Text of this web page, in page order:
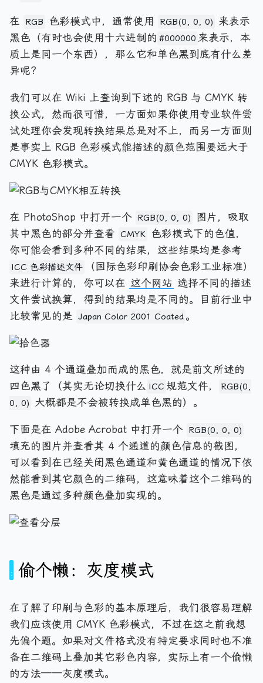
在 RGB 色彩模式中，通常使用 RGB(0, 0, 0)
来表示
黑色（有时也会使用十六进制的 #000000 来表示，本
质上是同一个东西），那么它和单色黑到底有什么差
异呢？
我们可以在 Wiki 上查询到下述的 RGB 与 CMYK 转
换公式，然而很可惜，一方面如果你使用专业软件尝
试处理你会发现转换结果总是对不上，而另一方面则
是事实上 RGB 色彩模式能描述的颜色范围要远大于
CMYK 色彩模式。
在 PhotoShop 中打开一个 RGB(0, 0, 0)
图片，吸取
其中黑色的部分并查看 CMYK
色彩模式下的色值，
你可能会看到多种不同的结果，这些结果均是参考
ICC 色彩描述文件
（国际色彩印刷协会色彩工业标准）
来进行计算的，你可以在 这个网站 选择不同的描述
文件尝试换算，得到的结果均是不同的。目前行业中
比较常见的是 Japan Color 2001 Coated 。
这种由 4 个通道叠加而成的黑色，就是前文所述的
四色黑了（其实无论切换什么 ICC 规范文件，
RGB(0,
0, 0)
大概都是不会被转换成单色黑的）。
下面是在 Adobe Acrobat 中打开一个 RGB(0, 0, 0)
填充的图片并查看其 4 个通道的颜色信息的截图，
可以看到在已经关闭黑色通道和黄色通道的情况下依
然能看到其它颜色的二维码，这意味着这个二维码的
黑色是通过多种颜色叠加实现的。
偷个懒：灰度模式
在了解了印刷与色彩的基本原理后，我们很容易理解
我们应该使用 CMYK 色彩模式，不过在这之前我想
先偏个题。如果对文件格式没有特定要求同时也不准
备在二维码上叠加其它彩色内容，实际上有一个偷懒
的方法——灰度模式。